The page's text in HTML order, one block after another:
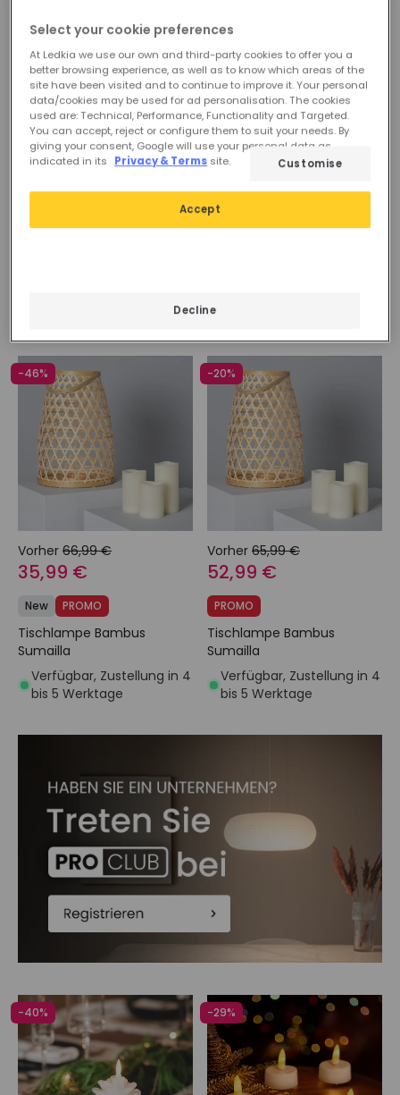
Naturwachs
Vorher 9,99 €
5,99 €
PROMO
-46%
Vorher 66,99 €
35,99 €
New PROMO
Tischlampe Bambus
Sumailla
Verfügbar, Zustellung in 4
bis 5 Werktage
-20%
Vorher 65,99 €
52,99 €
PROMO
Tischlampe Bambus
Sumailla
Verfügbar, Zustellung in 4
bis 5 Werktage
-40% -29%
Select your cookie preferences
At Ledkia we use our own and third-party cookies to offer you a
better browsing experience, as well as to know which areas of the
site have been visited and to continue to improve it. Your personal
data/cookies may be used for ad personalisation. The cookies
used are: Technical, Performance, Functionality and Targeted.
You can accept, reject or configure them to suit your needs. By
giving your consent, Google will use your personal data as
indicated in its
Privacy & Terms site.
Decline
Accept
Customise